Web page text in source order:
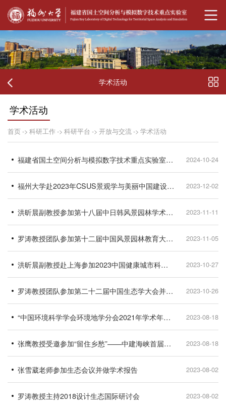
学术活动
学术活动
首页-> 科研工作-> 科研平台 -> 开放与交流-> 学术活动
福建省国土空间分析与模拟数字技术重点实验室年会暨海峡城市环境智慧管理论坛圆满举行 2024-10-24
福州大学赴2023年CSUS景观学与美丽中国建设专委会年会并进行报告 2023-12-02
洪昕晨副教授参加第十八届中日韩风景园林学术研讨会并作报告 2023-11-11
罗涛教授团队参加第十二届中国风景园林教育大会并作报告 2023-11-05
洪昕晨副教授赴上海参加2023中国健康城市科学学术年会并做报告 2023-10-27
罗涛教授团队参加第二十二届中国生态学大会并作报告 2023-10-26
“中国环境科学学会环境地学分会2021年学术年会暨第一届海峡两岸城市环境规划与健康研讨会”在中国科学... 2023-08-18
张鹰教授受邀参加“留住乡愁”——中建海峡首届古建筑论坛 2023-08-18
张雪葳老师参加生态会议并做学术报告 2023-08-02
罗涛教授主持2018设计生态国际研讨会 2023-08-02